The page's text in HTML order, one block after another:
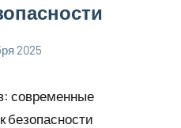
2025
современные
безопасности